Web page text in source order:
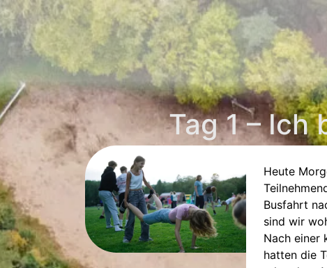
Tag 1 – Ich
Heute
Busfahrt
sind wir
Nach einer
hatten die